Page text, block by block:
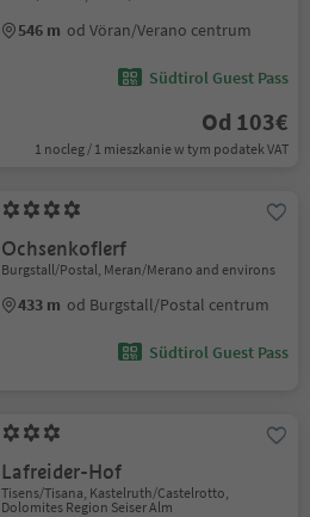
546 m od Vöran/Verano centrum
Südtirol Guest Pass
Od 103€
1 nocleg / 1 mieszkanie w tym podatek VAT
Ochsenkoflerf
Burgstall/Postal, Meran/Merano and environs
433 m od Burgstall/Postal centrum
Südtirol Guest Pass
Lafreider-Hof
Tisens/Tisana, Kastelruth/Castelrotto,
Dolomites Region Seiser Alm